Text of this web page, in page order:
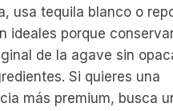
usa tequila blanco o
ideales porque
de la agave sin
Si quieres una
más premium, busca